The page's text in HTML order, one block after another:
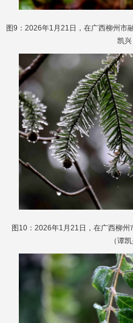
图9：2026年1月21日，在广西柳州市
凯兴
图10：2026年1月21日，在广西柳
（谭